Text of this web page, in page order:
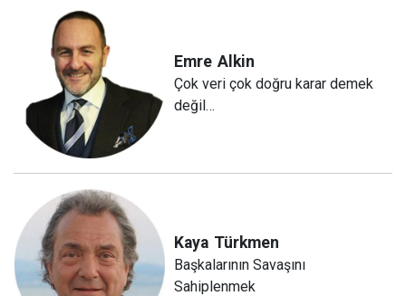
Emre Alkin
Çok veri çok doğru karar demek
değil…
Kaya Türkmen
Başkalarının Savaşını
Sahiplenmek